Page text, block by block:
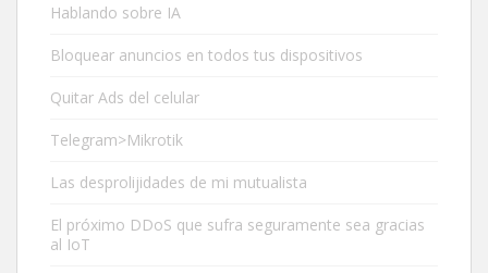
Hablando sobre IA
Bloquear anuncios en todos tus dispositivos
Quitar Ads del celular
Telegram>Mikrotik
Las desprolijidades de mi mutualista
El próximo DDoS que sufra seguramente sea gracias
al IoT